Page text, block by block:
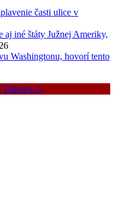
časti ulice v
aj iné štáty Južnej Ameriky,
Washingtonu, hovorí tento
Themes ©